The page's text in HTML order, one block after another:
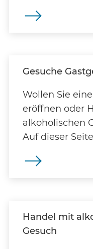
Gesuche
Wollen Sie
eröffnen oder
alkoholischen
Auf dieser
Handel mit
Gesuch